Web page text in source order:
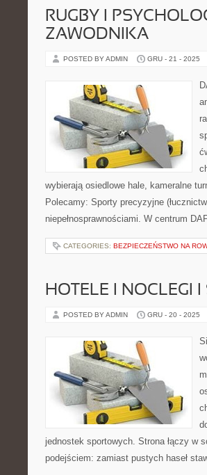
RUGBY I
ZAWODNIKA
POSTED BY ADMIN GRU - 21 - 2025
wybierają osiedlowe hale, kameralne
Polecamy: Sporty precyzyjne
niepełnosprawnościami. W centrum
CATEGORIES: BEZPIECZEŃSTWO NA
HOTELE I NOCLEGI
POSTED BY ADMIN GRU - 20 - 2025
jednostek sportowych. Strona łączy w
podejściem: zamiast pustych haseł